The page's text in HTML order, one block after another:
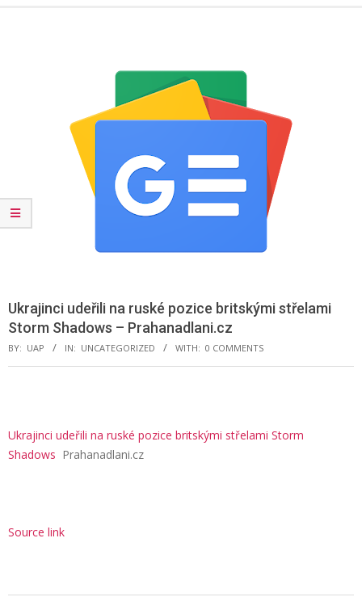
Ukrajinci udeřili na ruské pozice britskými střelami
Storm Shadows – Prahanadlani.cz
BY: UAP IN: UNCATEGORIZED WITH: 0 COMMENTS
Ukrajinci udeřili na ruské pozice britskými střelami Storm
Shadows Prahanadlani.cz
Source link